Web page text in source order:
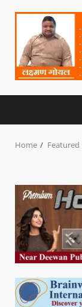
Home Featured